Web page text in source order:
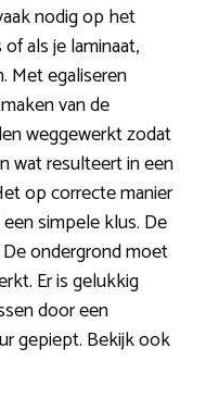
nodig op het
als je laminaat,
Met egaliseren
van de
weggewerkt zodat
wat resulteert in een
op correcte manier
simpele klus. De
ondergrond moet
Er is gelukkig
door een
gepiept. Bekijk ook